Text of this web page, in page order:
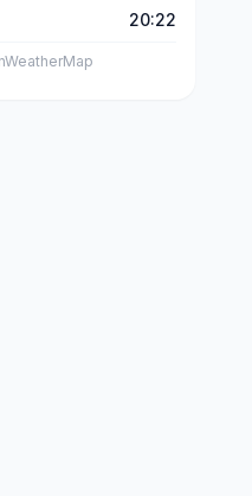
20:22